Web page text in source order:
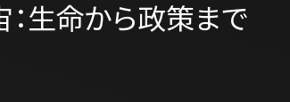
生命から政策まで